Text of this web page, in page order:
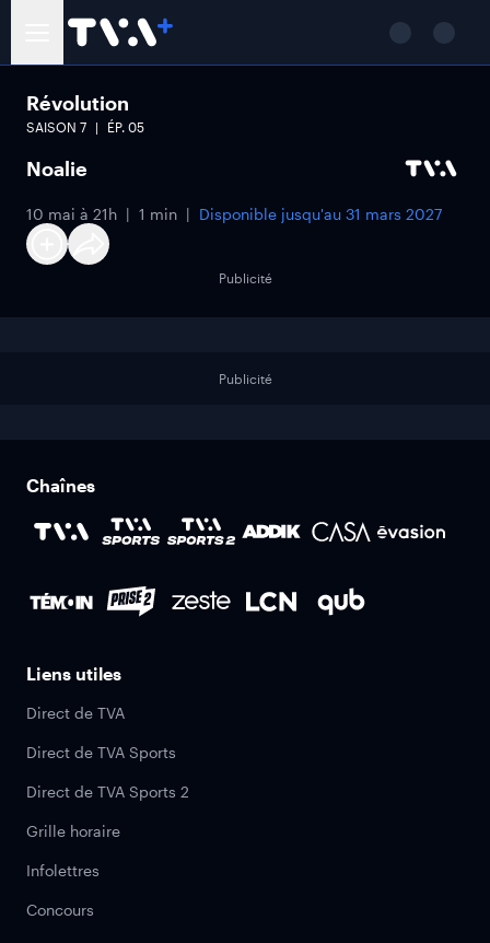
Révolution
SAISON 7 ÉP. 05
Noalie
10 mai à 21h 1 min Disponible jusqu'au 31 mars 2027
Publicité
Publicité
Chaînes
Liens utiles
Direct de TVA
Direct de TVA Sports
Direct de TVA Sports 2
Grille horaire
Infolettres
Concours